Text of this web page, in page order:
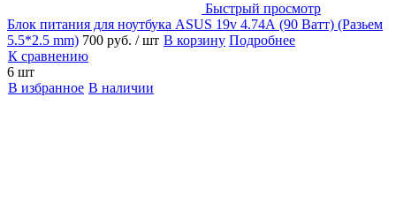
Быстрый просмотр
Блок питания для ноутбука ASUS 19v 4.74А (90 Ватт) (Разьем
5.5*2.5 mm) 700 руб. / шт В корзину Подробнее
К сравнению
6 шт
В избранное В наличии